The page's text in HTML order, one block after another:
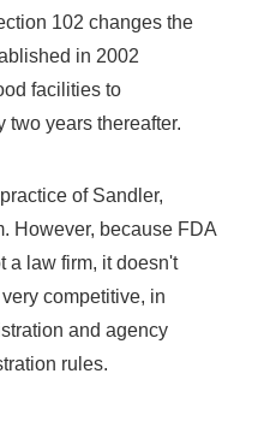
102 changes the
in 2002
facilities to
two years thereafter.
of Sandler,
However, because FDA
a law firm, it doesn't
competitive, in
and agency
rules.